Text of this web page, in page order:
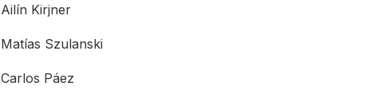
Ailín Kirjner
Matías Szulanski
Carlos Páez